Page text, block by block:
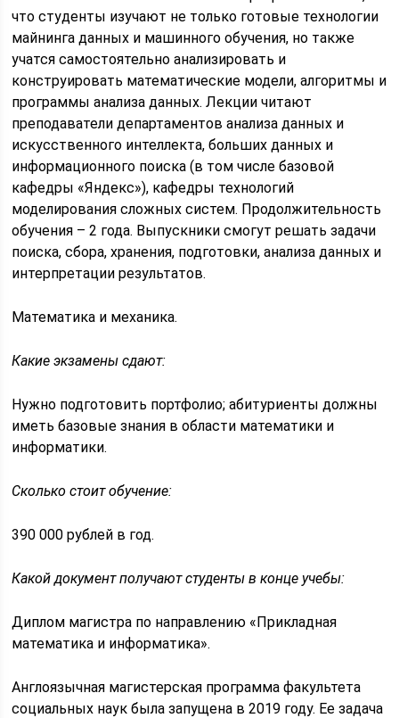
что студенты изучают не только готовые технологии
майнинга данных и машинного обучения, но также
учатся самостоятельно анализировать и
конструировать математические модели, алгоритмы и
программы анализа данных. Лекции читают
преподаватели департаментов анализа данных и
искусственного интеллекта, больших данных и
информационного поиска (в том числе базовой
кафедры «Яндекс»), кафедры технологий
моделирования сложных систем. Продолжительность
обучения – 2 года. Выпускники смогут решать задачи
поиска, сбора, хранения, подготовки, анализа данных и
интерпретации результатов.
Математика и механика.
Какие экзамены сдают:
Нужно подготовить портфолио; абитуриенты должны
иметь базовые знания в области математики и
информатики.
Сколько стоит обучение:
390 000 рублей в год.
Какой документ получают студенты в конце учебы:
Диплом магистра по направлению «Прикладная
математика и информатика».
Англоязычная магистерская программа факультета
социальных наук была запущена в 2019 году. Ее задача